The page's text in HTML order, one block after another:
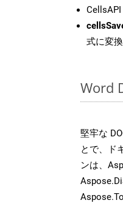
CellsAPI
式に変
Word
堅牢な
とで、ド
ンは、